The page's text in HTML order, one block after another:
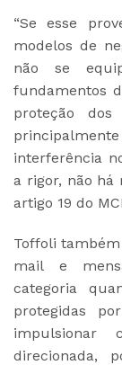
“Se esse
modelos de
não se
fundamentos
proteção
interferência
a rigor, não há
artigo 19 do
Toffoli
mail e
categoria
protegidas
impulsionar
direcionada,